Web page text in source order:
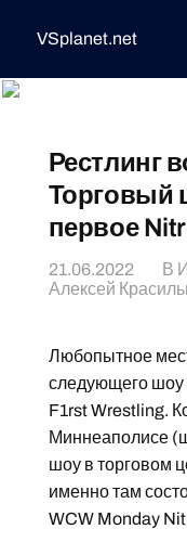
VSplanet.net
Рестлинг
Торговый
первое
21.06.2022 В
Алексей
Любопытное
следующего
F1rst Wrestling.
Миннеаполисе
шоу в торговом
именно там
WCW Monday